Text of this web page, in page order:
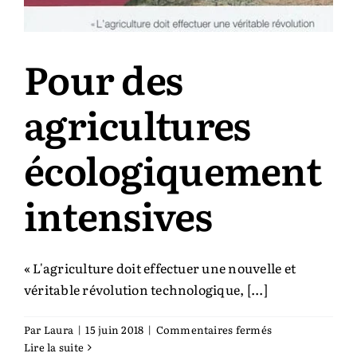
Auteurs & cie
Bibliothèque des territoires
Équipe
Catalogue
Rechercher:
Pour des
agricultures
écologiquement
intensives
« L'agriculture doit effectuer une nouvelle et
véritable révolution technologique, [...]
Par Laura | 15 juin 2018 | Commentaires ferméssur
Lire la suite